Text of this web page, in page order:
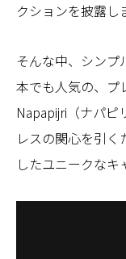
クションを披露し
そんな中、シンプ
本でも人気の、プ
Napapijri（ナパピ
レスの関心を引
したユニークなキ